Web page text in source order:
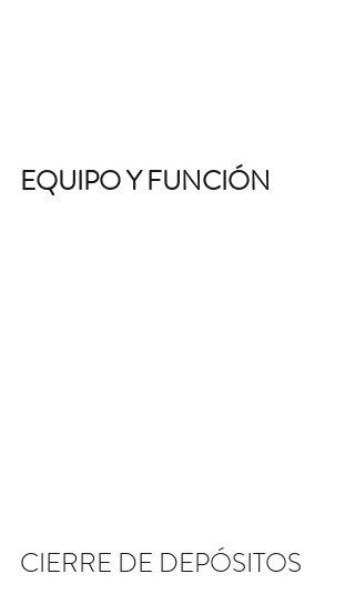
EQUIPO Y FUNCIÓN
CIERRE DE DEPÓSITOS